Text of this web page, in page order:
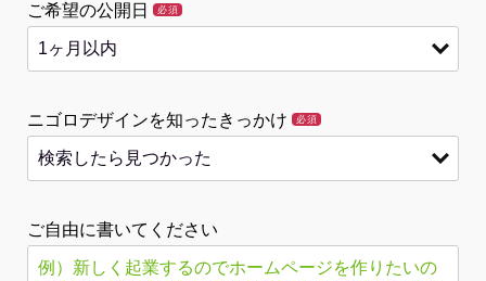
ご希望の公開日 必須
ニゴロデザインを知ったきっかけ 必須
ご自由に書いてください